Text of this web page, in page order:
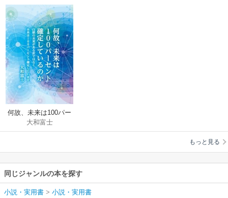
何故、未来は100パー
セント確定している
のか
大和富士
もっと見る
同じジャンルの本を探す
小説・実用書 > 小説・実用書